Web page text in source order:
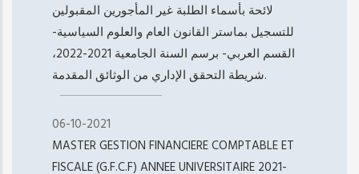
لائحة بأسماء الطلبة غير المأجورين المقبولين
للتسجيل بماستر القانون العام والعلوم السياسية-
القسم العربي- برسم السنة الجامعية 2021-2022،
شريطة التحقق الإداري من الوثائق المقدمة.
06-10-2021
MASTER GESTION FINANCIERE COMPTABLE ET
FISCALE (G.F.C.F) ANNEE UNIVERSITAIRE 2021-